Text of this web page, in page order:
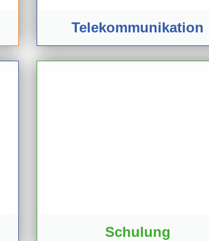
Telekommunikation
Schulung